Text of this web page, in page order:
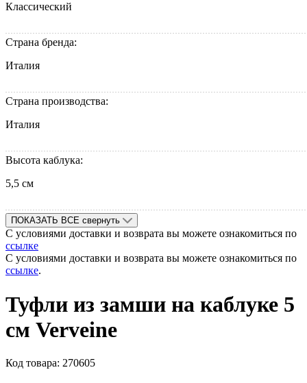
Классический
Страна бренда:
Италия
Страна производства:
Италия
Высота каблука:
5,5 см
ПОКАЗАТЬ ВСЕ свернуть
С условиями доставки и возврата вы можете ознакомиться по
ссылке
С условиями доставки и возврата вы можете ознакомиться по
ссылке.
Туфли из замши на каблуке 5
см Verveine
Код товара: 270605